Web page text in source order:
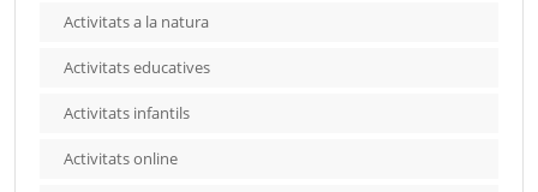
Activitats a la natura
Activitats educatives
Activitats infantils
Activitats online